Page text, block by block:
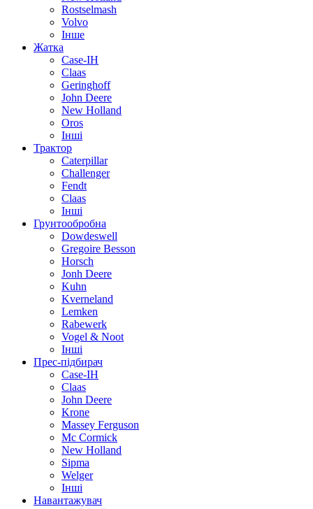
Rostselmash
Volvo
Інше
Жатка
Case-IH
Claas
Geringhoff
John Deere
New Holland
Oros
Інші
Трактор
Caterpillar
Challenger
Fendt
Claas
Інші
Грунтообробна
Dowdeswell
Gregoire Besson
Horsch
Jonh Deere
Kuhn
Kverneland
Lemken
Rabewerk
Vogel & Noot
Інші
Прес-підбирач
Case-IH
Claas
John Deere
Krone
Massey Ferguson
Mc Cormick
New Holland
Sipma
Welger
Інші
Навантажувач